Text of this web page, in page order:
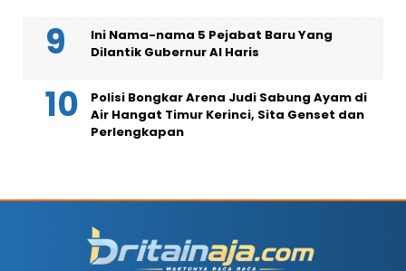
Ini Nama-nama 5 Pejabat Baru Yang
Dilantik Gubernur Al Haris
Polisi Bongkar Arena Judi Sabung Ayam di
Air Hangat Timur Kerinci, Sita Genset dan
Perlengkapan